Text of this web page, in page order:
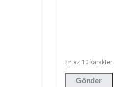
Gönder
En az 10 karakter